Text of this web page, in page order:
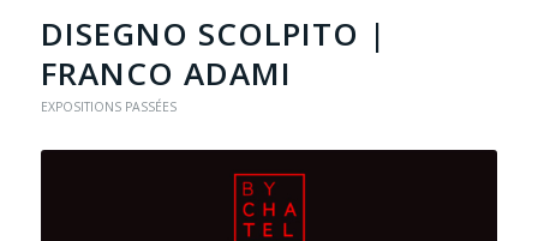
DISEGNO SCOLPITO |
FRANCO ADAMI
EXPOSITIONS PASSÉES